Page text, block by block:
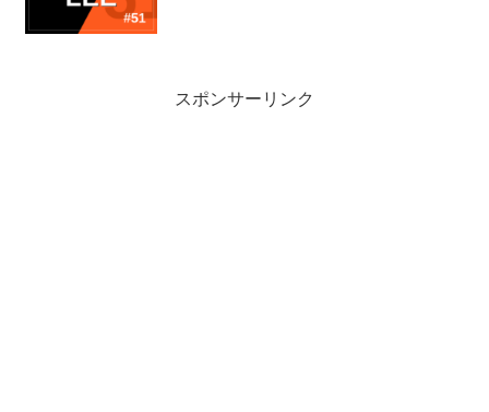
スポンサーリンク